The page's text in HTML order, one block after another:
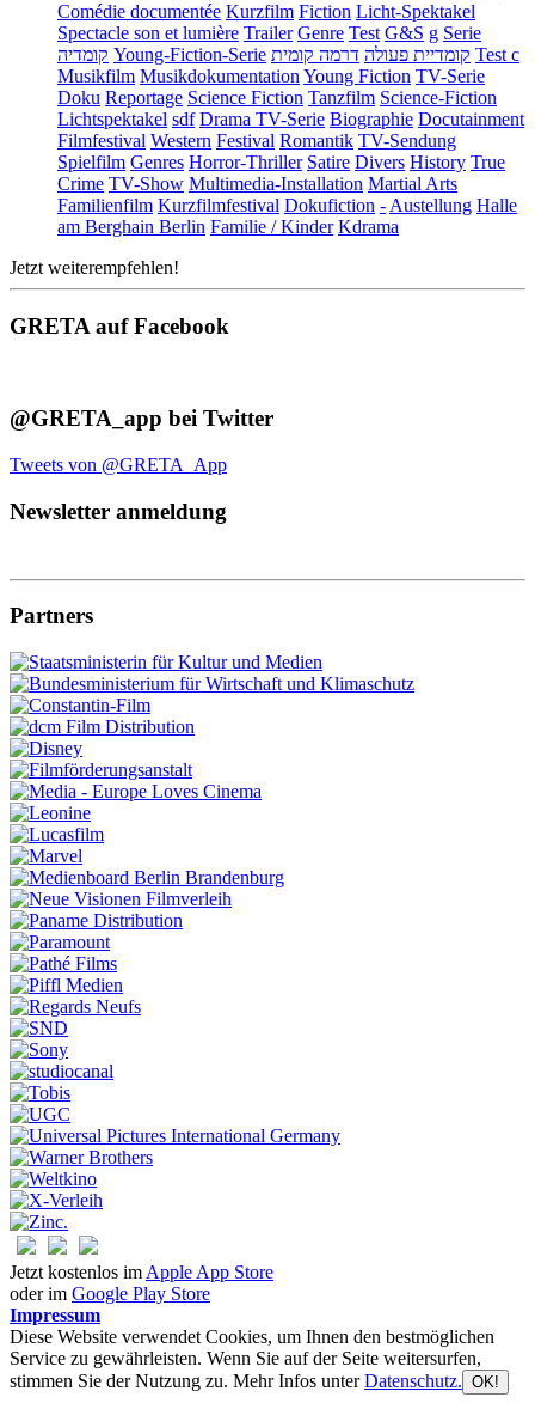
Comédie documentée Kurzfilm Fiction Licht-Spektakel
Spectacle son et lumière Trailer Genre Test G&S g Serie
קומדיה Young-Fiction-Serie קומדיית פעולה דרמה קומית
Test c
Musikfilm Musikdokumentation Young Fiction TV-Serie
Doku Reportage Science Fiction Tanzfilm Science-Fiction
Lichtspektakel sdf Drama TV-Serie Biographie Docutainment
Filmfestival Western Festival Romantik TV-Sendung
Spielfilm Genres Horror-Thriller Satire Divers History True
Crime TV-Show Multimedia-Installation Martial Arts
Familienfilm Kurzfilmfestival Dokufiction - Austellung Halle
am Berghain Berlin Familie / Kinder Kdrama
Jetzt weiterempfehlen!
GRETA auf Facebook
@GRETA_app bei Twitter
Tweets von @GRETA_App
Newsletter anmeldung
Partners
Jetzt kostenlos im Apple App Store
oder im Google Play Store
Impressum
Diese Website verwendet Cookies, um Ihnen den bestmöglichen
Service zu gewährleisten. Wenn Sie auf der Seite weitersurfen,
stimmen Sie der Nutzung zu. Mehr Infos unterDatenschutz. OK!